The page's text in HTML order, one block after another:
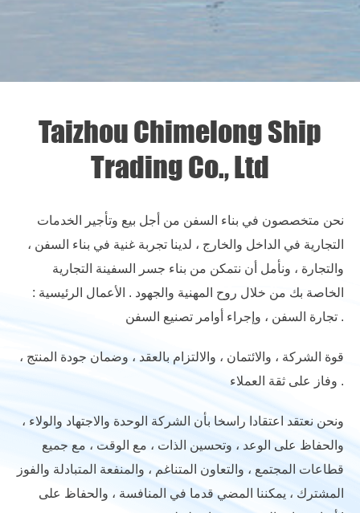
Taizhou Chimelong Ship
Trading Co., Ltd
نحن متخصصون في بناء السفن من أجل بيع وتأجير الخدمات
التجارية في الداخل والخارج ، لدينا تجربة غنية في بناء السفن ،
والتجارة ، ونأمل أن نتمكن من بناء جسر السفينة التجارية
الخاصة بك من خلال روح المهنية والجهود . الأعمال الرئيسية :
تجارة السفن ، وإجراء أوامر تصنيع السفن .
قوة الشركة ، والائتمان ، والالتزام بالعقد ، وضمان جودة المنتج ،
وفاز على ثقة العملاء .
ونحن نعتقد اعتقادا راسخا بأن الشركة الوحدة والاجتهاد والولاء ،
والحفاظ على الوعد ، وتحسين الذات ، مع الوقت ، مع جميع
قطاعات المجتمع ، والتعاون المتناغم ، والمنفعة المتبادلة والفوز
المشترك ، يمكننا المضي قدما في المنافسة ، والحفاظ على